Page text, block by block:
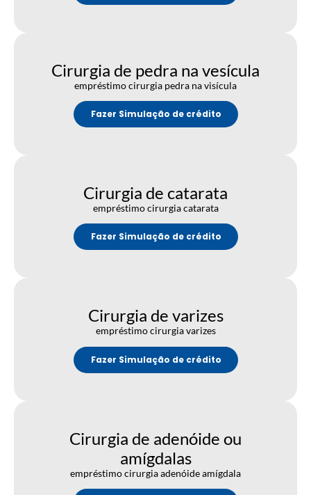
Cirurgia de pedra na vesícula
empréstimo cirurgia pedra na visícula
Fazer Simulação de crédito
Cirurgia de catarata
empréstimo cirurgia catarata
Fazer Simulação de crédito
Cirurgia de varizes
empréstimo cirurgia varizes
Fazer Simulação de crédito
Cirurgia de adenóide ou
amígdalas
empréstimo cirurgia adenóide amígdala